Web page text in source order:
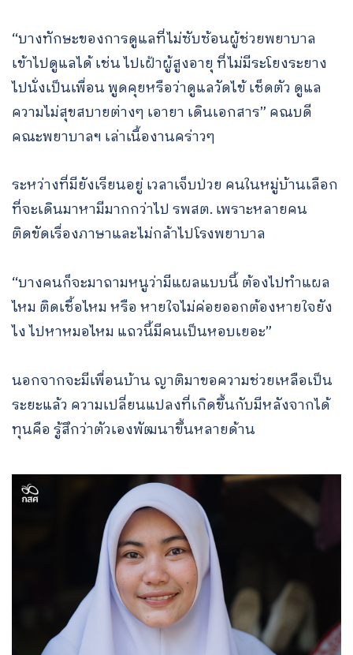
Search
for:
“บางทักษะของการดูแลที่ไม่ซับซ้อนผู้ช่วยพยาบาล
เข้าไปดูแลได้ เช่น ไปเฝ้าผู้สูงอายุ ที่ไม่มีระโยงระยาง
ไปนั่งเป็นเพื่อน พูดคุยหรือว่าดูแลวัดไข้ เช็ดตัว ดูแล
ความไม่สุขสบายต่างๆ เอายา เดินเอกสาร” คณบดี
คณะพยาบาลฯ เล่าเนื้องานคร่าวๆ
ระหว่างที่มียังเรียนอยู่ เวลาเจ็บป่วย คนในหมู่บ้านเลือก
ที่จะเดินมาหามีมากกว่าไป รพสต. เพราะหลายคน
ติดขัดเรื่องภาษาและไม่กล้าไปโรงพยาบาล
“บางคนก็จะมาถามหนูว่ามีแผลแบบนี้ ต้องไปทำแผล
ไหม ติดเชื้อไหม หรือ หายใจไม่ค่อยออกต้องหายใจยัง
ไง ไปหาหมอไหม แถวนี้มีคนเป็นหอบเยอะ”
นอกจากจะมีเพื่อนบ้าน ญาติมาขอความช่วยเหลือเป็น
ระยะแล้ว ความเปลี่ยนแปลงที่เกิดขึ้นกับมีหลังจากได้
ทุนคือ รู้สึกว่าตัวเองพัฒนาขึ้นหลายด้าน